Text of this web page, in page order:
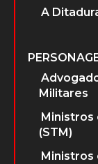
A
Militares
Ministros
(STM)
Ministros